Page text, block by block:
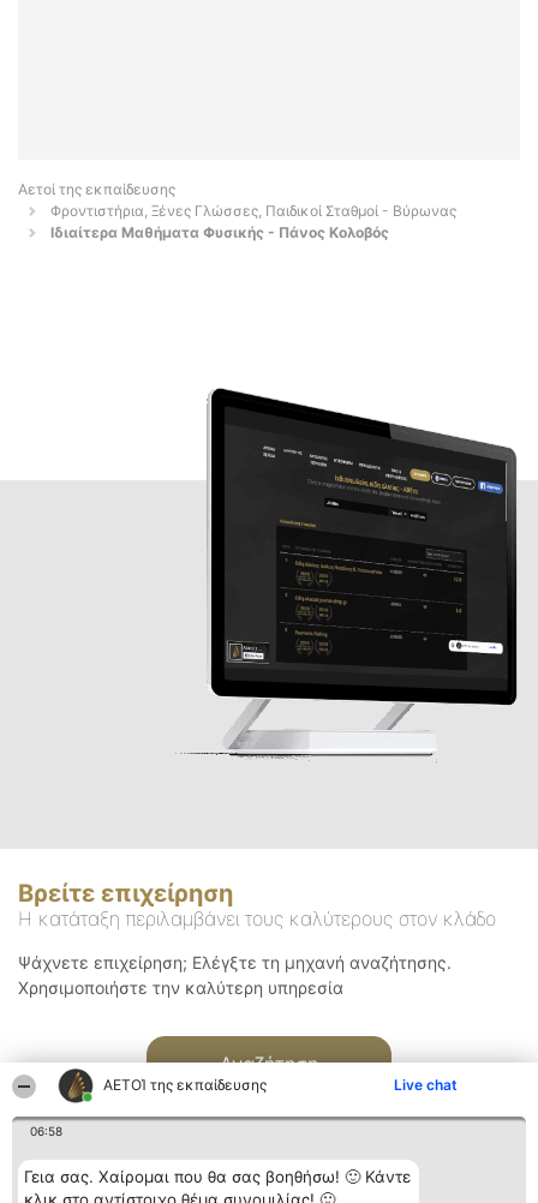
ΑΕΤΟΊ της εκπαίδευσης Live chat
06:58
Γεια σας. Χαίρομαι που θα σας βοηθήσω! 🙂 Κάντε
Αετοί της εκπαίδευσης
Φροντιστήρια, Ξένες Γλώσσες, Παιδικοί Σταθμοί - Βύρωνας
Ιδιαίτερα Μαθήματα Φυσικής - Πάνος Κολοβός
Βρείτε επιχείρηση
Η κατάταξη περιλαμβάνει τους καλύτερους στον κλάδο
Ψάχνετε επιχείρηση; Ελέγξτε τη μηχανή αναζήτησης.
Χρησιμοποιήστε την καλύτερη υπηρεσία
Αναζήτηση